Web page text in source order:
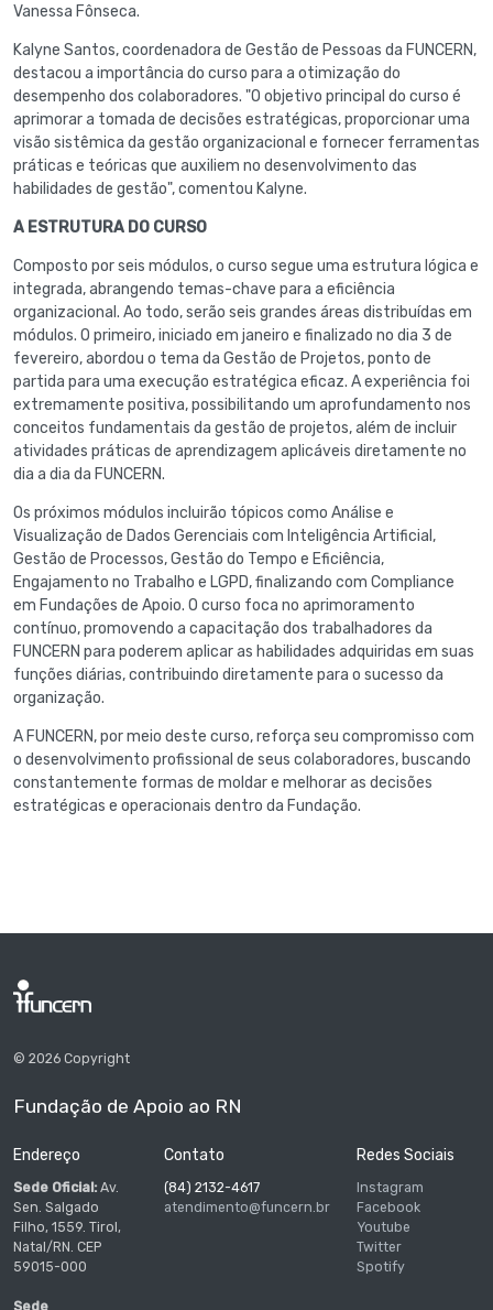
Vanessa Fônseca.
Kalyne Santos, coordenadora de Gestão de Pessoas da FUNCERN,
destacou a importância do curso para a otimização do
desempenho dos colaboradores. "O objetivo principal do curso é
aprimorar a tomada de decisões estratégicas, proporcionar uma
visão sistêmica da gestão organizacional e fornecer ferramentas
práticas e teóricas que auxiliem no desenvolvimento das
habilidades de gestão", comentou Kalyne.
A ESTRUTURA DO CURSO
Composto por seis módulos, o curso segue uma estrutura lógica e
integrada, abrangendo temas-chave para a eficiência
organizacional. Ao todo, serão seis grandes áreas distribuídas em
módulos. O primeiro, iniciado em janeiro e finalizado no dia 3 de
fevereiro, abordou o tema da Gestão de Projetos, ponto de
partida para uma execução estratégica eficaz. A experiência foi
extremamente positiva, possibilitando um aprofundamento nos
conceitos fundamentais da gestão de projetos, além de incluir
atividades práticas de aprendizagem aplicáveis diretamente no
dia a dia da FUNCERN.
Os próximos módulos incluirão tópicos como Análise e
Visualização de Dados Gerenciais com Inteligência Artificial,
Gestão de Processos, Gestão do Tempo e Eficiência,
Engajamento no Trabalho e LGPD, finalizando com Compliance
em Fundações de Apoio. O curso foca no aprimoramento
contínuo, promovendo a capacitação dos trabalhadores da
FUNCERN para poderem aplicar as habilidades adquiridas em suas
funções diárias, contribuindo diretamente para o sucesso da
organização.
A FUNCERN, por meio deste curso, reforça seu compromisso com
o desenvolvimento profissional de seus colaboradores, buscando
constantemente formas de moldar e melhorar as decisões
estratégicas e operacionais dentro da Fundação.
© 2026 Copyright
Fundação de Apoio ao RN
Endereço
Sede Oficial: Av.
Sen. Salgado
Filho, 1559. Tirol,
Natal/RN. CEP
59015-000
Contato
(84) 2132-4617
atendimento@funcern.br
Redes Sociais
Instagram
Facebook
Youtube
Twitter
Spotify